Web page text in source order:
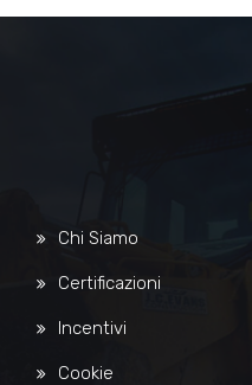
Chi Siamo
Certificazioni
Incentivi
Cookie